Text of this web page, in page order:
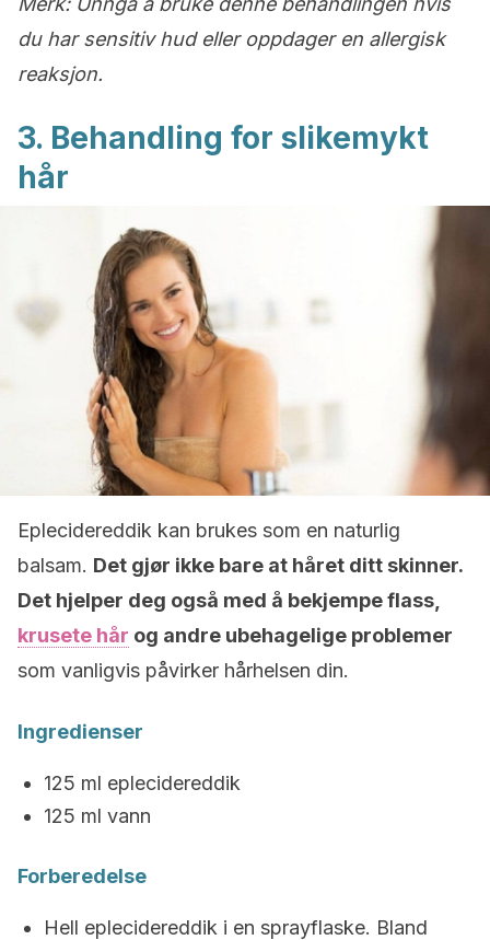
du har sensitiv hud eller oppdager en allergisk
reaksjon.
3. Behandling for slikemykt
hår
Eplecidereddik kan brukes som en naturlig
balsam. Det gjør ikke bare at håret ditt skinner.
Det hjelper deg også med å bekjempe flass,
krusete hår og andre ubehagelige problemer
som vanligvis påvirker hårhelsen din.
Ingredienser
125 ml eplecidereddik
125 ml vann
Forberedelse
Hell eplecidereddik i en sprayflaske. Bland